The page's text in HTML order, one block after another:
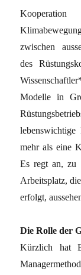
zwischen
des
Modelle in
mehr als eine
Es regt an, zu
Arbeitsplatz,
erfolgt,
Die Rolle der
Kürzlich hat